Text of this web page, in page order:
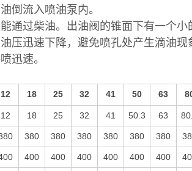
倒流入喷油泵内。
通过柴油。出油阀的锥面下有一个小
压迅速下降，避免喷孔处产生滴油
迅速。
12 18 25 32 41 50 63
12 18 25 32 41 50.3 63
380 380 380 380 380 380
400 400 400 400 400 400